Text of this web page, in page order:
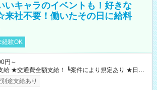
いキャラのイベントも！好きな
社不要！働いたその日に給料
経験OK
円～
定あり ★日払
規定あり） ┗働いたその日に現金GET♪ お仕事後はコ
ら 日払い分を引き落とせます！ 【試用期間】試
途支給あり